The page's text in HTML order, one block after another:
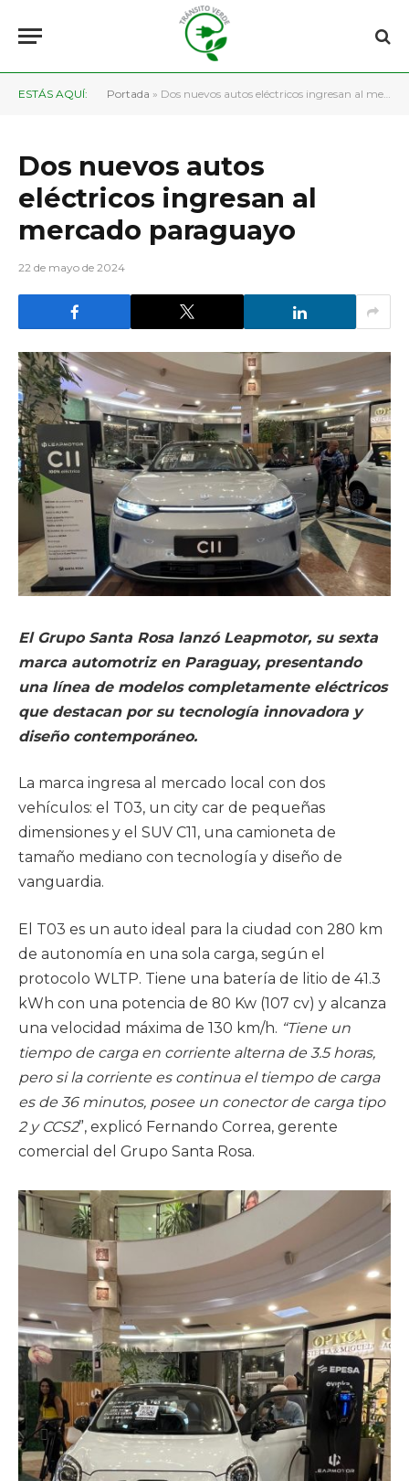
ESTÁS AQUÍ: Portada » Dos nuevos autos eléctricos ingresan al mercado paraguayo
Dos nuevos autos
eléctricos ingresan al
mercado paraguayo
22 de mayo de 2024
El Grupo Santa Rosa lanzó Leapmotor, su sexta
marca automotriz en Paraguay, presentando
una línea de modelos completamente eléctricos
que destacan por su tecnología innovadora y
diseño contemporáneo.
La marca ingresa al mercado local con dos
vehículos: el T03, un city car de pequeñas
dimensiones y el SUV C11, una camioneta de
tamaño mediano con tecnología y diseño de
vanguardia.
El T03 es un auto ideal para la ciudad con 280 km
de autonomía en una sola carga, según el
protocolo WLTP. Tiene una batería de litio de 41.3
kWh con una potencia de 80 Kw (107 cv) y alcanza
una velocidad máxima de 130 km/h. “Tiene un
tiempo de carga en corriente alterna de 3.5 horas,
pero si la corriente es continua el tiempo de carga
es de 36 minutos, posee un conector de carga tipo
2 y CCS2”, explicó Fernando Correa, gerente
comercial del Grupo Santa Rosa.